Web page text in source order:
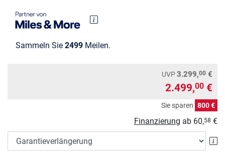
Sammeln Sie 2499 Meilen.
UVP3.299,00 €
2.499,00 €
Sie sparen 800 €
Finanzierung ab 60,58 €